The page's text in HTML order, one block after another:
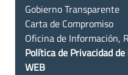
Gobierno Transparente
Carta de Compromiso
Oficina de Información,
Política de Privacidad
WEB